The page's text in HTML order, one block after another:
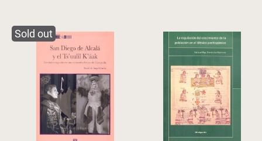
Sold out